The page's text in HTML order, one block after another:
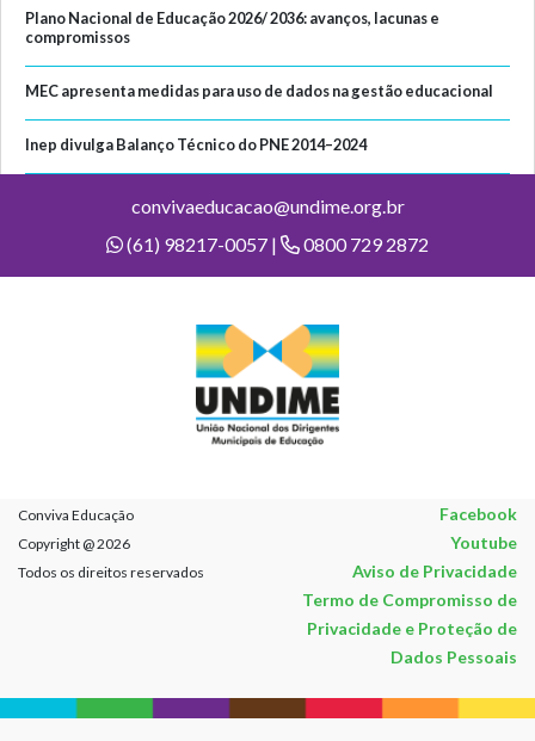
Plano Nacional de Educação 2026/ 2036: avanços, lacunas e
compromissos
MEC apresenta medidas para uso de dados na gestão educacional
Inep divulga Balanço Técnico do PNE 2014–2024
convivaeducacao@undime.org.br
(61) 98217-0057 |
0800 729 2872
Conviva Educação Facebook
Copyright @ 2026 Youtube
Todos os direitos reservados
Aviso de Privacidade
Termo de Compromisso de
Privacidade e Proteção de
Dados Pessoais